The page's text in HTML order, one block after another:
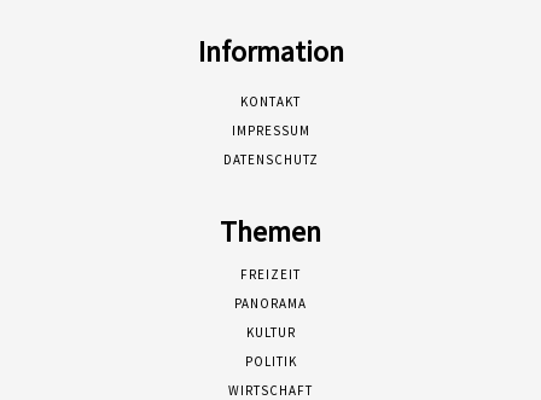
Information
KONTAKT
IMPRESSUM
DATENSCHUTZ
Themen
FREIZEIT
PANORAMA
KULTUR
POLITIK
WIRTSCHAFT